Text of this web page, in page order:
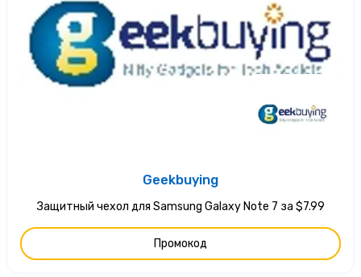
Geekbuying
Защитный чехол для Samsung Galaxy Note 7 за $7.99
Промокод